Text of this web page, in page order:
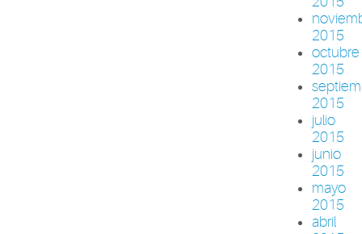
2015
octubre
2015
2015
julio
2015
junio
2015
mayo
2015
abril